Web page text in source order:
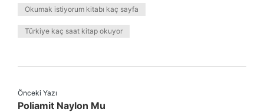
Okumak istiyorum kitabı kaç sayfa
Türkiye kaç saat kitap okuyor
Önceki Yazı
Poliamit Naylon Mu